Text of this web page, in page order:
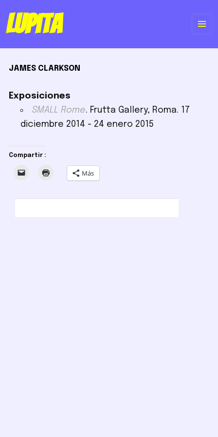
Lupita
JAMES CLARKSON
Exposiciones
SMALL Rome. Frutta Gallery, Roma. 17
diciembre 2014 - 24 enero 2015
Compartir :
Más